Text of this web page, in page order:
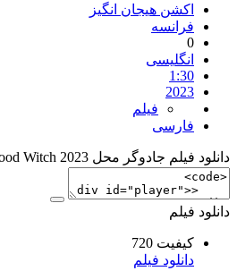
اکشن هیجان انگیز
فرانسه
0
انگلیسی
1:30
2023
فیلم
فارسی
دانلود فیلم جادوگر محل Hood Witch 2023 در سایت شما
دانلود فیلم
کیفیت 720
دانلود فیلم